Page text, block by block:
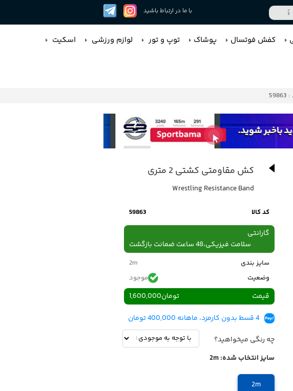
با ما در ارتباط باشید
کفش فوتسال پوشاک توپ و تور لوازم ورزشی اسکیت
کش مقاومتی کشتی 2 متری
Wrestling Resistance Band
کد کالا 59863
گارانتی
سلامت فیزیکی،48 ساعت ضمانت بازگشت
سایز بندی
2m
وضعیت
موجود
قیمت 1,600,000تومان
4 قسط بدون کارمزد، ماهانه 400,000 تومان
چه رنگی میخواهید؟
سایز انتخاب شده:2m
2m